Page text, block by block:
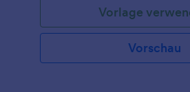
Vorlage
Vorschau